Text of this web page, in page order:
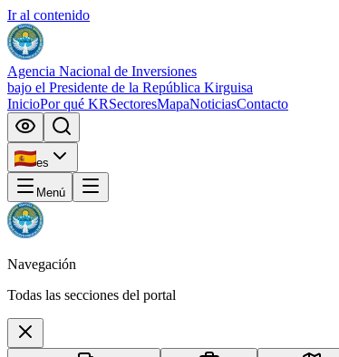
Ir al contenido
Agencia Nacional de Inversiones
bajo el Presidente de la República Kirguisa
InicioPor qué KRSectoresMapaNoticiasContacto
es
Menú
Navegación
Todas las secciones del portal